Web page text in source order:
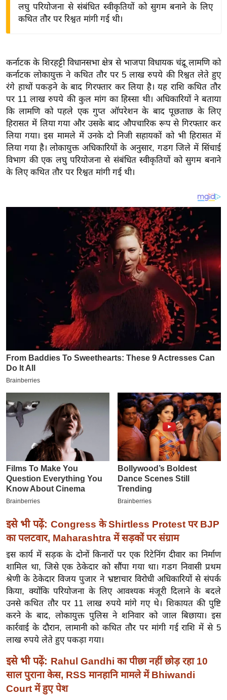
वि
शे
ष
ज्ञ
रा
य
ब
ज
ट
क्रा
इ
म
ई
-
पे
मि
सा
ल
मि
सा
ल
श
ख्सि
य
त
यं
ग
डि
या
सा
लघु परियोजना से संबंधित स्वीकृतियों को सुगम बनाने के लिए
कथित तौर पर रिश्वत मांगी गई थी।
कर्नाटक के शिरहट्टी विधानसभा क्षेत्र से भाजपा विधायक चंद्रू लामणि को
कर्नाटक लोकायुक्त ने कथित तौर पर 5 लाख रुपये की रिश्वत लेते हुए
रंगे हाथों पकड़ने के बाद गिरफ्तार कर लिया है। यह राशि कथित तौर
पर 11 लाख रुपये की कुल मांग का हिस्सा थी। अधिकारियों ने बताया
कि लामणि को पहले एक गुप्त ऑपरेशन के बाद पूछताछ के लिए
हिरासत में लिया गया और उसके बाद औपचारिक रूप से गिरफ्तार कर
लिया गया। इस मामले में उनके दो निजी सहायकों को भी हिरासत में
लिया गया है। लोकायुक्त अधिकारियों के अनुसार, गडग जिले में सिंचाई
विभाग की एक लघु परियोजना से संबंधित स्वीकृतियों को सुगम बनाने
के लिए कथित तौर पर रिश्वत मांगी गई थी।
इसे भी पढ़ें: Congress के Shirtless Protest पर BJP
का पलटवार, Maharashtra में सड़कों पर संग्राम
इस कार्य में सड़क के दोनों किनारों पर एक रिटेनिंग दीवार का निर्माण
शामिल था, जिसे एक ठेकेदार को सौंपा गया था। गडग निवासी प्रथम
श्रेणी के ठेकेदार विजय पुजार ने भ्रष्टाचार विरोधी अधिकारियों से संपर्क
किया, क्योंकि परियोजना के लिए आवश्यक मंजूरी दिलाने के बदले
उनसे कथित तौर पर 11 लाख रुपये मांगे गए थे। शिकायत की पुष्टि
करने के बाद, लोकायुक्त पुलिस ने शनिवार को जाल बिछाया। इस
कार्रवाई के दौरान, लामानी को कथित तौर पर मांगी गई राशि में से 5
लाख रुपये लेते हुए पकड़ा गया।
इसे भी पढ़ें: Rahul Gandhi का पीछा नहीं छोड़ रहा 10
साल पुराना केस, RSS मानहानि मामले में Bhiwandi
Court में हुए पेश